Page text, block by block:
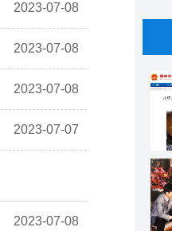
2023-07-08
2023-07-08
2023-07-08
2023-07-07
2023-07-08